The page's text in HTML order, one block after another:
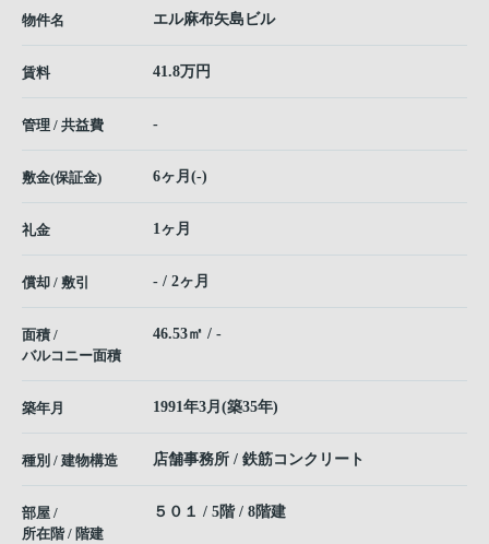
物件名 エル麻布矢島ビル
賃料 41.8万円
管理 / 共益費 -
敷金(保証金) 6ヶ月(-)
礼金 1ヶ月
償却 / 敷引 - / 2ヶ月
面積 /
バルコニー面積
46.53㎡ / -
築年月 1991年3月(築35年)
種別 / 建物構造 店舗事務所 / 鉄筋コンクリート
部屋 /
所在階 / 階建
５０１ / 5階 / 8階建